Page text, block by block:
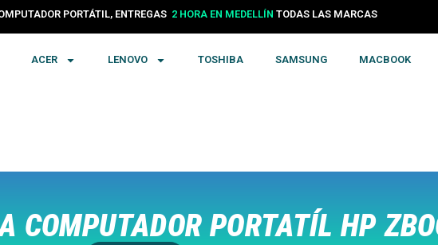
PORTÁTIL, ENTREGAS 2 HORA EN MEDELLÍN
24 HORAS EN COLOMBIA TODAS LAS MARCAS
ACER LENOVO TOSHIBA SAMSUNG MACBOOK
COMPUTADOR PORTATÍL HP